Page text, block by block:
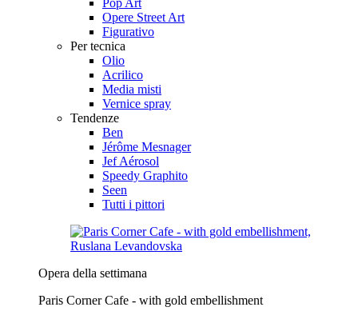
Opere Street Art
Figurativo
Per tecnica
Olio
Acrilico
Media misti
Vernice spray
Tendenze
Ben
Jérôme Mesnager
Jef Aérosol
Speedy Graphito
Seen
Tutti i pittori
Opera della settimana
Paris Corner Cafe - with gold embellishment